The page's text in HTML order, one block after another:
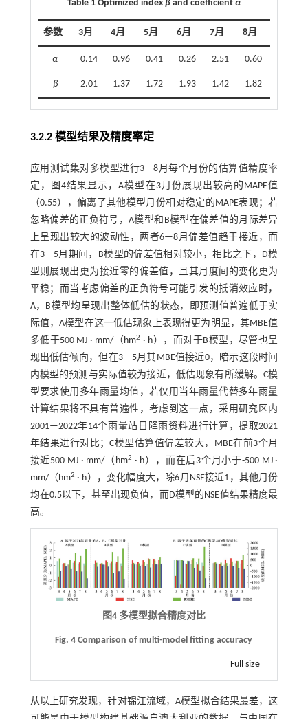
Table 1 Optimized index βand coefficient α
参数 3月 4月 5月 6月 7月 8月
α 0.14 0.96 0.41 0.26 2.51 0.60
β 2.01 1.37 1.72 1.93 1.42 1.82
3.2.2 模型结果及精度率定
应用测试集对多模型进行3—8月每个月份的估算值精度率
定，
图4结果显示，A模型在3月份展现出较高的MAPE值
（0.55），偏离了其他模型月份相对稳定的MAPE表现；若
忽略偏差的正负符号，A模型和B模型在偏差值的月际差异
上呈现出较大的波动性，两者6—8月偏差值趋于接近，而
在3—5月期间，B模型的偏差值相对较小，相比之下，D模
型则展现出更为接近零的偏差值，且其月度间的变化更为
平稳；而当考虑偏差的正负符号可能引发的抵消效应时，
A，B模型均呈现出整体低估的状态，即预测值普遍低于实
际值，A模型在这一低估现象上表现得更为明显，其MBE值
多低于500 MJ · mm/（hm2 · h），而对于B模型，尽管也呈
现出低估倾向，但在3—5月其MBE值接近0，暗示这段时间
内模型的预测与实际值较为接近，低估现象有所缓解。C模
型要求使用多年雨量均值，若仅用当年雨量代替多年雨量
计算结果将不具有普遍性，考虑到这一点，采用研究区内
2001—2022年14个雨量站日降雨资料进行计算，提取2021
年结果进行对比；C模型估算值偏差较大，MBE在前3个月
接近500 MJ · mm/（hm2 · h），而在后3个月小于-500 MJ ·
mm/（hm2 · h），变化幅度大，除6月NSE接近1，其他月份
均在0.5以下，甚至出现负值，而D模型的NSE值结果精度最
高。
图4 多模型拟合精度对比
Fig. 4 Comparison of multi-model fitting accuracy
Full size
从以上研究发现，针对锦江流域，A模型拟合结果最差，这